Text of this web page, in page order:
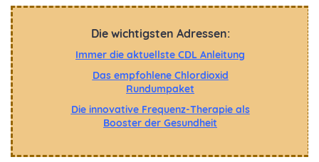
Die wichtigsten Adressen:
Immer die aktuellste CDL Anleitung
Das empfohlene Chlordioxid
Rundumpaket
Die innovative Frequenz-Therapie als
Booster der Gesundheit